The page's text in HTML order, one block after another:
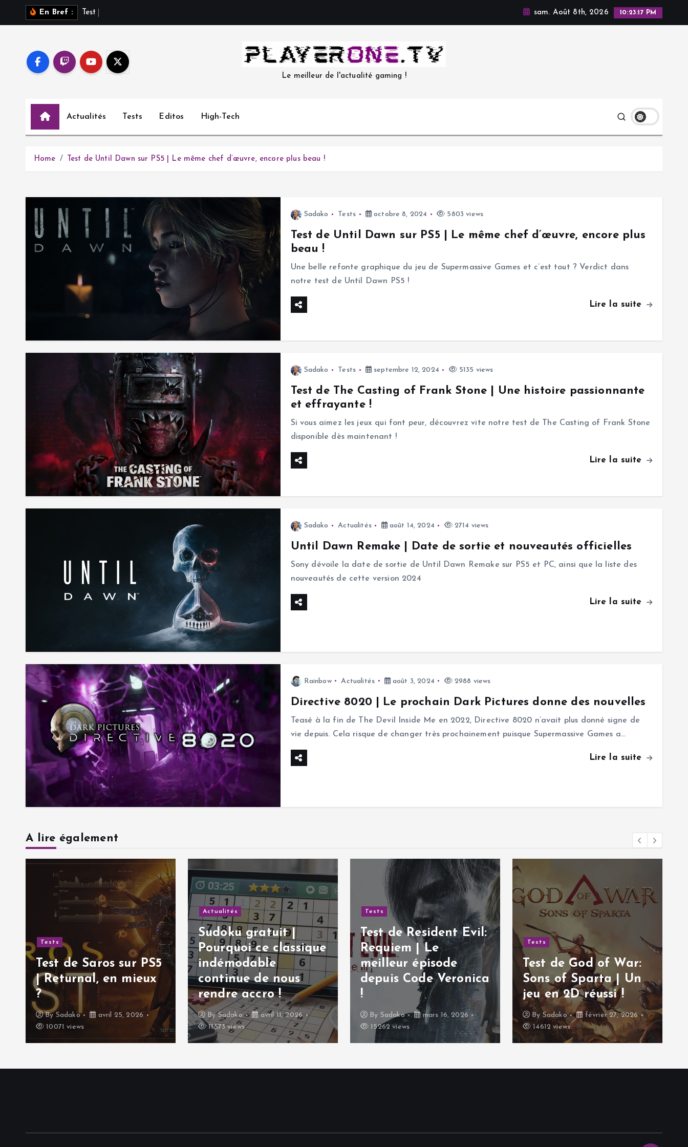
En Bref : est sam. Août 8th, 2026 10:23:18 PM
Le meilleur de l'actualité gaming !
Actualités Tests Editos High-Tech
Home Test de Until Dawn sur PS5 | Le même chef d’œuvre, encore plus beau !
Sadako Tests octobre 8, 2024 5803 views
Test de Until Dawn sur PS5 | Le même chef d’œuvre, encore plus
beau !
Une belle refonte graphique du jeu de Supermassive Games et c’est tout ? Verdict dans
notre test de Until Dawn PS5 !
Lire la suite
Sadako Tests septembre 12, 2024 5135 views
Test de The Casting of Frank Stone | Une histoire passionnante
et effrayante !
Si vous aimez les jeux qui font peur, découvrez vite notre test de The Casting of Frank Stone
disponible dès maintenant !
Lire la suite
Sadako Actualités août 14, 2024 2714 views
Until Dawn Remake | Date de sortie et nouveautés officielles
Sony dévoile la date de sortie de Until Dawn Remake sur PS5 et PC, ainsi que la liste des
nouveautés de cette version 2024
Lire la suite
Rainbow Actualités août 3, 2024 2988 views
Directive 8020 | Le prochain Dark Pictures donne des nouvelles
Teasé à la fin de The Devil Inside Me en 2022, Directive 8020 n’avait plus donné signe de
vie depuis. Cela risque de changer très prochainement puisque Supermassive Games a…
Lire la suite
A lire également
Tests
Test de Saros sur PS5
| Returnal, en mieux
?
By Sadako
avril 25, 2026
10071 views
Actualités
Sudoku gratuit |
Pourquoi ce classique
indémodable
continue de nous
rendre accro !
BySadako
avril 11, 2026
11573 views
Tests
Test de Resident Evil:
Requiem | Le
meilleur épisode
depuis Code Veronica
!
By Sadako
mars 16, 2026
15262 views
Tests
Test de God of War:
Sons of Sparta | Un
jeu en 2D réussi !
By Sadako
février 27, 2026
14612 views